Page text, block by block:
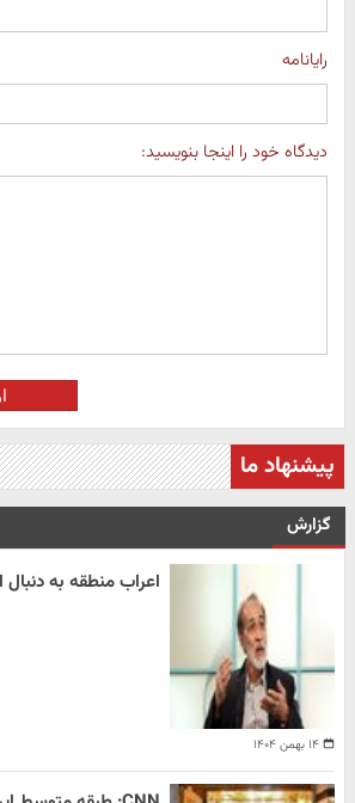
رایانامه
دیدگاه خود را اینجا بنویسید:
پیشنهاد ما
گزارش
۱۴ بهمن ۱۴۰۴
اعراب منطقه به